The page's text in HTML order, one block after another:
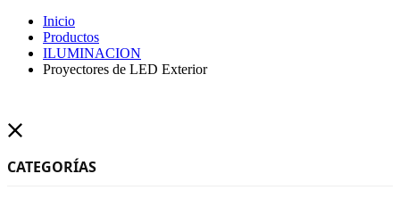
Inicio
Productos
ILUMINACION
Proyectores de LED Exterior
CATEGORÍAS